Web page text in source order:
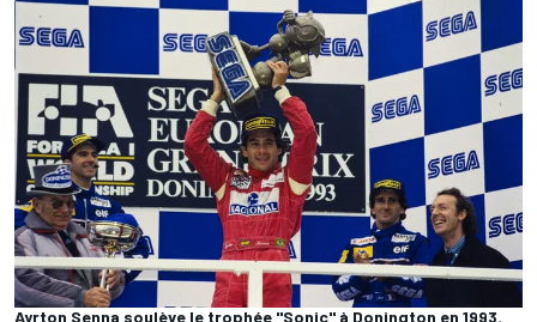
Ayrton Senna soulève le trophée "Sonic" à Donington en 1993.